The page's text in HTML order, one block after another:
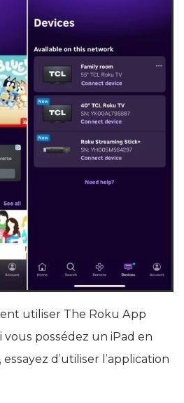
utiliser The Roku App
vous possédez un iPad en
d’utiliser l’application